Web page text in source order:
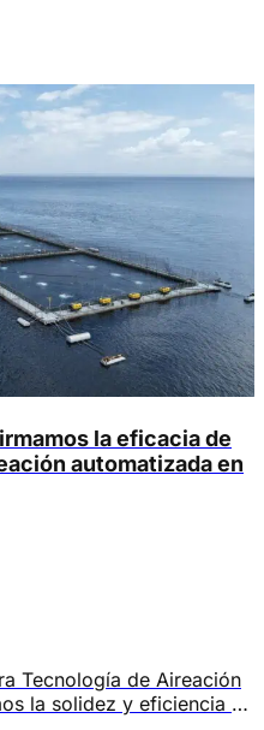
que reduzcan el
bienestar de los salmones
[…]
la eficacia de
automatizada en
Tecnología de Aireación
la solidez y eficiencia de